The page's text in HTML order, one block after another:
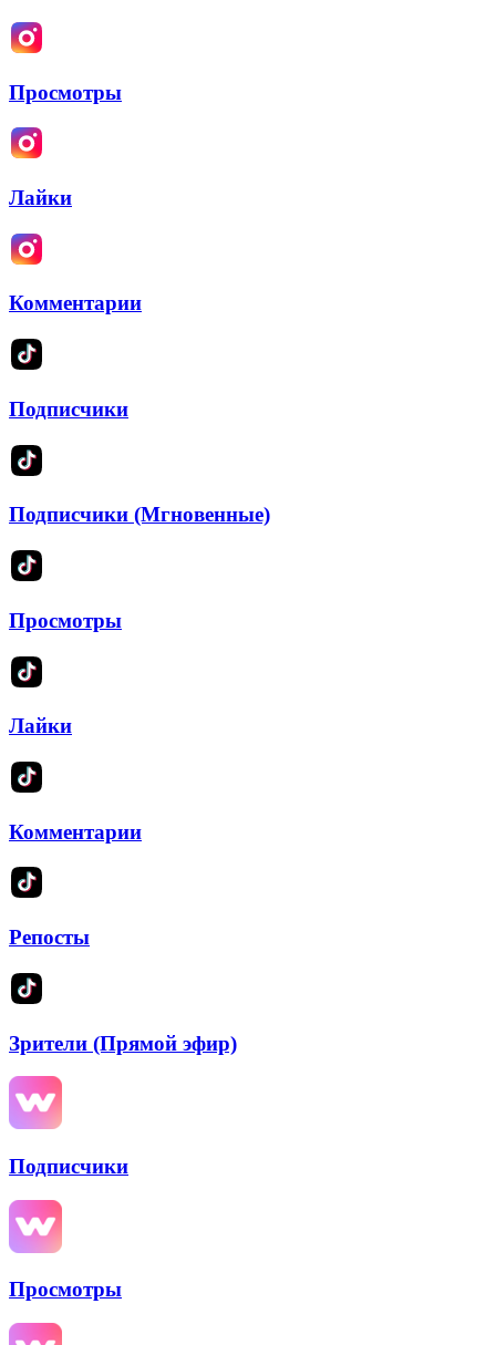
Просмотры
Лайки
Комментарии
Подписчики
Подписчики (Мгновенные)
Просмотры
Лайки
Комментарии
Репосты
Зрители (Прямой эфир)
Подписчики
Просмотры